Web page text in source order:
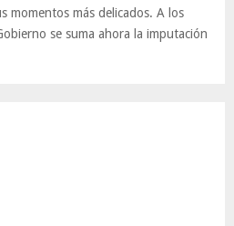
momentos más delicados. A los
se suma ahora la imputación